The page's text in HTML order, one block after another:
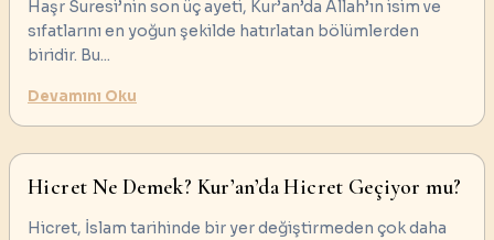
Haşr Suresi’nin son üç ayeti, Kur’an’da Allah’ın isim ve
sıfatlarını en yoğun şekilde hatırlatan bölümlerden
biridir. Bu...
Devamını Oku
Hicret Ne Demek? Kur’an’da Hicret Geçiyor mu?
Hicret, İslam tarihinde bir yer değiştirmeden çok daha